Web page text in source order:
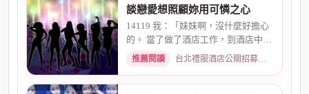
談戀愛想照顧妳用可憐之心
14119 我：「妹妹啊，沒什麼好擔心
的。 當了做了酒店工作，到酒店中，
還有兩個機會 一個是單純、...
推薦閱讀 台北禮服酒店公關招募：兼職工作內容與薪資規範 · 2026-01-08